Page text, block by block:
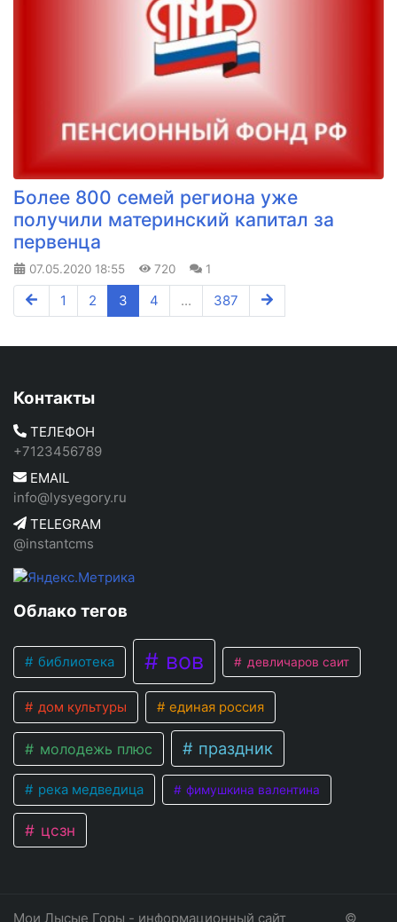
Более 800 семей региона уже
получили материнский капитал за
первенца
07.05.2020 18:55 720 1
1 2 3 4 ... 387
Контакты
ТЕЛЕФОН
+7123456789
EMAIL
info@lysyegory.ru
TELEGRAM
@instantcms
Облако тегов
библиотека вов девличаров саит
дом культуры единая россия
молодежь плюс праздник
река медведица фимушкина валентина
цсзн
Мои Лысые Горы - информационный сайт ©